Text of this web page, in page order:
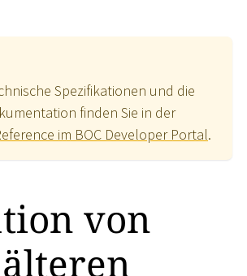
Spezifikationen und die
finden Sie in der
im BOC Developer Portal.
von